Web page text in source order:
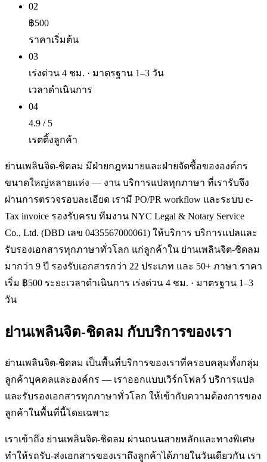
02
฿500
ราคาเริ่มต้น
03
เร่งด่วน 4 ชม. · มาตรฐาน 1–3 วัน
เวลาดำเนินการ
04
4.9 / 5
เรตติ้งลูกค้า
ย่านเพลินจิต-ชิดลม มีฝ่ายกฎหมายและฝ่ายจัดซื้อขององค์กร
ขนาดใหญ่หลายแห่ง — งาน บริการแปลทุกภาษา ที่เรารับจึง
ผ่านการตรวจรอบละเอียด เรามี PO/PR workflow และระบบ e-
Tax invoice รองรับครบ ทีมงาน NYC Legal & Notary Service
Co., Ltd. (DBD เลข 0435567000061) ให้บริการ บริการแปลและ
รับรองเอกสารทุกภาษาทั่วโลก แก่ลูกค้าใน ย่านเพลินจิต-ชิดลม
มากว่า 9 ปี รองรับเอกสารกว่า 22 ประเภท และ 50+ ภาษา ราคา
เริ่ม ฿500 ระยะเวลาดำเนินการ เร่งด่วน 4 ชม. · มาตรฐาน 1–3
วัน
ย่านเพลินจิต-ชิดลม กับบริการของเรา
ย่านเพลินจิต-ชิดลม เป็นพื้นที่บริการของเราที่ครอบคลุมทั้งกลุ่ม
ลูกค้าบุคคลและองค์กร — เราออกแบบเวิร์กโฟลว์ บริการแปล
และรับรองเอกสารทุกภาษาทั่วโลก ให้เข้ากับความต้องการของ
ลูกค้าในพื้นที่นี้โดยเฉพาะ
เราเข้าถึง ย่านเพลินจิต-ชิดลม ผ่านถนนสายหลักและทางพิเศษ
ทำให้รถรับ-ส่งเอกสารของเราถึงลูกค้าได้ภายในวันเดียวกัน เรา